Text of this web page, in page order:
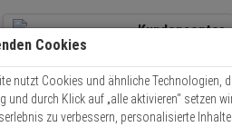
Kundencenter
Kontaktservice nutzen
Mo. - Do.: 8:00 - 16:30 Fr. 8:00 - 14:00 Uhr
Cookies
nutzt Cookies und ähnliche Technologien,
und durch Klick auf „alle aktivieren“ setzen
zu verbessern, personalisierte